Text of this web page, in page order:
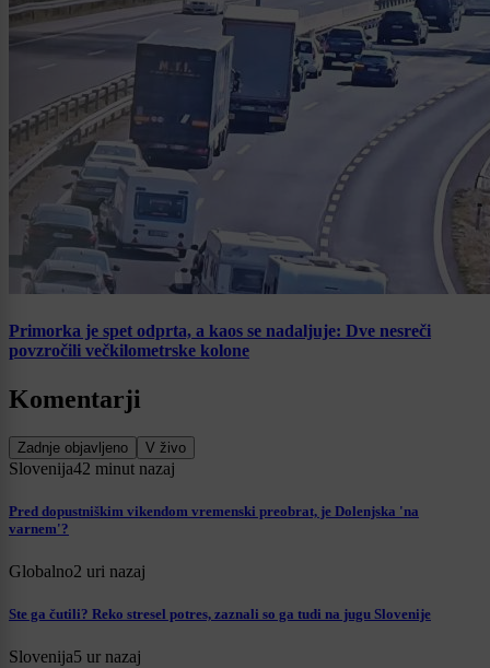
Primorka je spet odprta, a kaos se nadaljuje: Dve nesreči
povzročili večkilometrske kolone
Komentarji
Zadnje objavljeno V živo
Slovenija42 minut nazaj
Pred dopustniškim vikendom vremenski preobrat, je Dolenjska 'na
varnem'?
Globalno2 uri nazaj
Ste ga čutili? Reko stresel potres, zaznali so ga tudi na jugu Slovenije
Slovenija5 ur nazaj